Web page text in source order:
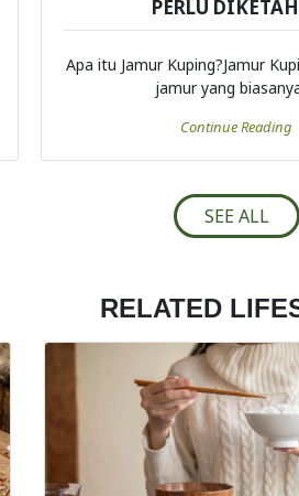
PERLU
Apa itu Jamur Kuping?Jamur
jamur yang
Continue Reading
SEE ALL
RELATED